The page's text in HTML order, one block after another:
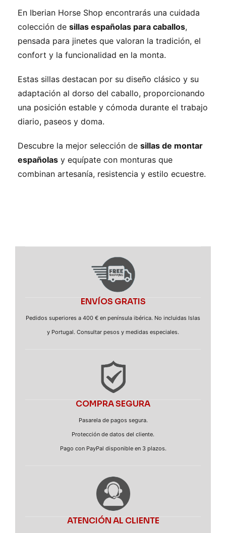
En Iberian Horse Shop encontrarás una cuidada
colección de sillas españolas para caballos,
pensada para jinetes que valoran la tradición, el
confort y la funcionalidad en la monta.
Estas sillas destacan por su diseño clásico y su
adaptación al dorso del caballo, proporcionando
una posición estable y cómoda durante el trabajo
diario, paseos y doma.
Descubre la mejor selección de sillas de montar
españolas y equípate con monturas que
combinan artesanía, resistencia y estilo ecuestre.
ENVÍOS GRATIS
Pedidos superiores a 400 € en península ibérica. No incluidas Islas
y Portugal. Consultar pesos y medidas especiales.
COMPRA SEGURA
Pasarela de pagos segura.
Protección de datos del cliente.
Pago con PayPal disponible en 3 plazos.
ATENCIÓN AL CLIENTE